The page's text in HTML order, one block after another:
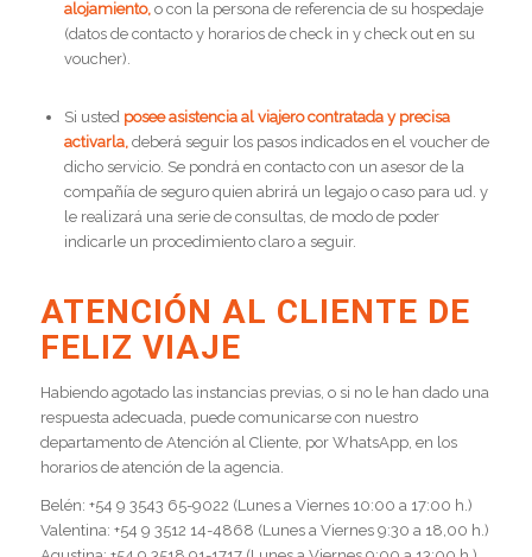
alojamiento,o con la persona de referencia de su hospedaje
(datos de contacto y horarios de check in y check out en su
voucher).
Si ustedposee asistencia al viajero contratada y precisa
activarla,deberá seguir los pasos indicados en el voucher de
dicho servicio. Se pondrá en contacto con un asesor de la
compañía de seguro quien abrirá un legajo o caso para ud. y
le realizará una serie de consultas, de modo de poder
indicarle un procedimiento claro a seguir.
ATENCIÓN AL CLIENTE DE
FELIZ VIAJE
Habiendo agotado las instancias previas, o si no le han dado una
respuesta adecuada, puede comunicarse con nuestro
departamento de Atención al Cliente, por WhatsApp, en los
horarios de atención de la agencia.
Belén: +54 9 3543 65-9022 (Lunes a Viernes 10:00 a 17:00 h.)
Valentina: +54 9 3512 14-4868 (Lunes a Viernes 9:30 a 18,00 h.)